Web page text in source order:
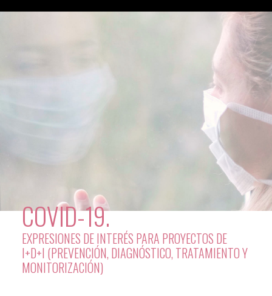
COVID-19.
EXPRESIONES DE INTERÉS PARA PROYECTOS DE
I+D+I (PREVENCIÓN, DIAGNÓSTICO, TRATAMIENTO Y
MONITORIZACIÓN)